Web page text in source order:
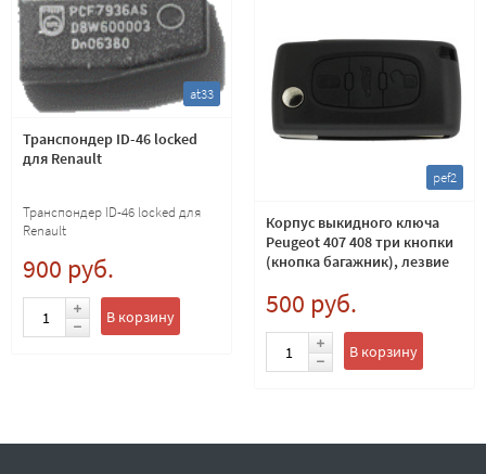
at33
Транспондер ID-46 locked
для Renault
Транспондер ID-46 locked для
Renault
900 руб.
В корзину
pef2
Корпус выкидного ключа
Peugeot 407 408 три кнопки
(кнопка багажник), лезвие
500 руб.
В корзину